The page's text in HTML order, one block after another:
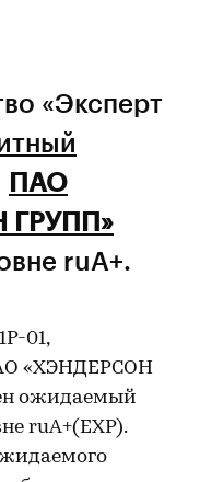
«Эксперт
ПАО
ruA+.
01,
«ХЭНДЕРСОН
ожидаемый
ruA+(EXP).